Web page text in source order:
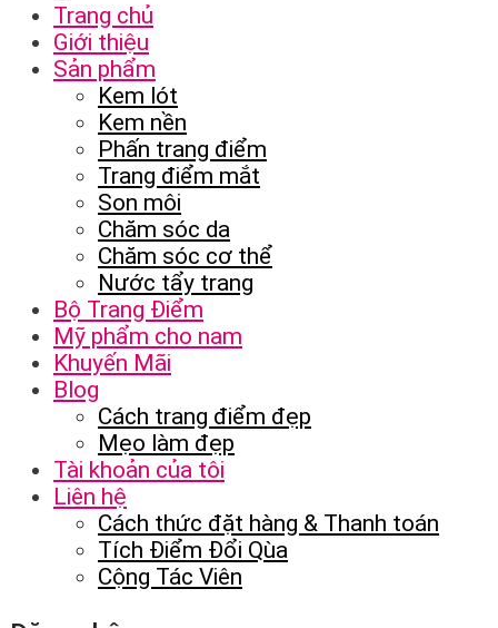
Trang chủ
Giới thiệu
Sản phẩm
Kem lót
Kem nền
Phấn trang điểm
Trang điểm mắt
Son môi
Chăm sóc da
Chăm sóc cơ thể
Nước tẩy trang
Bộ Trang Điểm
Mỹ phẩm cho nam
Khuyến Mãi
Blog
Cách trang điểm đẹp
Mẹo làm đẹp
Tài khoản của tôi
Liên hệ
Cách thức đặt hàng & Thanh toán
Tích Điểm Đổi Qùa
Cộng Tác Viên